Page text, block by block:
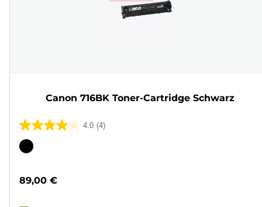
Canon 716BK Toner-Cartridge Schwarz
4.0 (4)
4.0
von
4
Farbpatrone
89,00 €